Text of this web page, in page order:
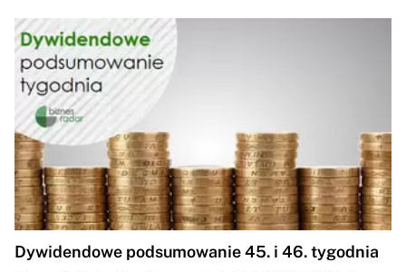
Dywidendowe podsumowanie 45. i 46. tygodnia